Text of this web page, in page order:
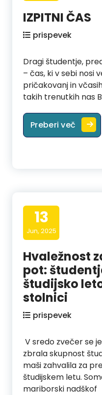
IZPITNI ČAS
prispevek
Dragi študentje,
– čas, ki v sebi nosi
pričakovanj in
takih trenutkih nas
Preberi več
13
Jun, 2025
Hvaležnost
pot:
študijsko
stolnici
prispevek
V sredo zvečer se
zbrala skupnost
maši zahvalila za
študijskem letu.
mariborski nadškof